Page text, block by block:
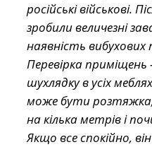
російські
зробили величезні
наявність
Перевірка
шухлядку в усіх
може бути розтяжка,
на кілька метрів і
Якщо все спокійно,